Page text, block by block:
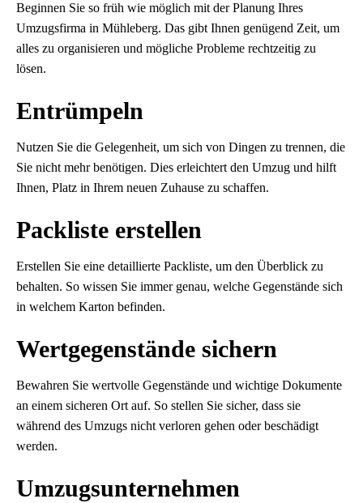
Beginnen Sie so früh wie möglich mit der Planung Ihres
Umzugsfirma in Mühleberg. Das gibt Ihnen genügend Zeit, um
alles zu organisieren und mögliche Probleme rechtzeitig zu
lösen.
Entrümpeln
Nutzen Sie die Gelegenheit, um sich von Dingen zu trennen, die
Sie nicht mehr benötigen. Dies erleichtert den Umzug und hilft
Ihnen, Platz in Ihrem neuen Zuhause zu schaffen.
Packliste erstellen
Erstellen Sie eine detaillierte Packliste, um den Überblick zu
behalten. So wissen Sie immer genau, welche Gegenstände sich
in welchem Karton befinden.
Wertgegenstände sichern
Bewahren Sie wertvolle Gegenstände und wichtige Dokumente
an einem sicheren Ort auf. So stellen Sie sicher, dass sie
während des Umzugs nicht verloren gehen oder beschädigt
werden.
Umzugsunternehmen